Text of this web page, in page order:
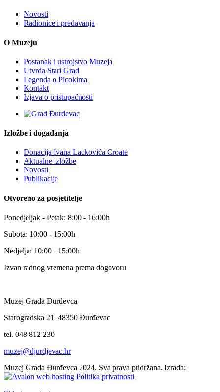
Novosti
Radionice i predavanja
O Muzeju
Postanak i ustrojstvo Muzeja
Utvrda Stari Grad
Legenda o Picokima
Kontakt
Izjava o pristupačnosti
Izložbe i događanja
Donacija Ivana Lackovića Croate
Aktualne izložbe
Novosti
Publikacije
Otvoreno za posjetitelje
Ponedjeljak - Petak: 8:00 - 16:00h
Subota: 10:00 - 15:00h
Nedjelja: 10:00 - 15:00h
Izvan radnog vremena prema dogovoru
Muzej Grada Đurđevca
Starogradska 21, 48350 Đurđevac
tel. 048 812 230
muzej@djurdjevac.hr
Muzej Grada Đurđevca 2024. Sva prava pridržana. Izrada:
Politika privatnosti